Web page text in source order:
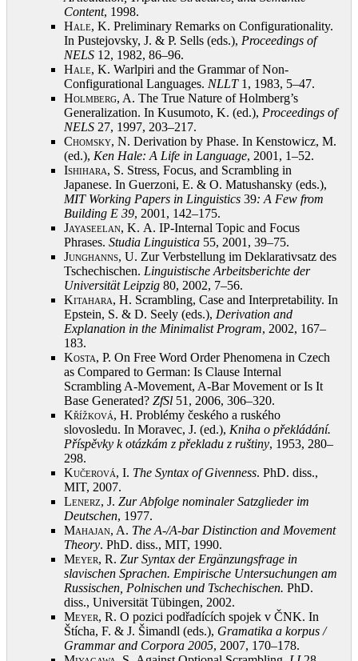
Content, 1998.
Hale, K. Preliminary Remarks on Configurationality.
In Pustejovsky, J. & P. Sells (eds.), Proceedings of
NELS 12, 1982, 86–96.
Hale, K. Warlpiri and the Grammar of Non-
Configurational Languages. NLLT1, 1983, 5–47.
Holmberg, A. The True Nature of Holmberg’s
Generalization. In Kusumoto, K. (ed.), Proceedings of
NELS 27, 1997, 203–217.
Chomsky, N. Derivation by Phase. In Kenstowicz, M.
(ed.), Ken Hale: A Life in Language, 2001, 1–52.
Ishihara, S. Stress, Focus, and Scrambling in
Japanese. In Guerzoni, E. & O. Matushansky (eds.),
MIT Working Papers in Linguistics 39: A Few from
Building E 39, 2001, 142–175.
Jayaseelan, K. A. IP-Internal Topic and Focus
Phrases. Studia Linguistica 55, 2001, 39–75.
Junghanns, U. Zur Verbstellung im Deklarativsatz des
Tschechischen. Linguistische Arbeitsberichte der
Universität Leipzig 80, 2002, 7–56.
Kitahara, H. Scrambling, Case and Interpretability. In
Epstein, S. & D. Seely (eds.), Derivation and
Explanation in the Minimalist Program, 2002, 167–
183.
Kosta, P. On Free Word Order Phenomena in Czech
as Compared to German: Is Clause Internal
Scrambling A-Movement, A-Bar Movement or Is It
Base Generated? ZfSl 51, 2006, 306–320.
Křížková, H. Problémy českého a ruského
slovosledu. In Moravec, J. (ed.), Kniha o překládání.
Příspěvky k otázkám z překladu z ruštiny, 1953, 280–
298.
Kučerová, I. The Syntax of Givenness. PhD. diss.,
MIT, 2007.
Lenerz, J. Zur Abfolge nominaler Satzglieder im
Deutschen, 1977.
Mahajan, A. The A-/A-bar Distinction and Movement
Theory. PhD. diss., MIT, 1990.
Meyer, R. Zur Syntax der Ergänzungsfrage in
slavischen Sprachen. Empirische Untersuchungen am
Russischen, Polnischen und Tschechischen. PhD.
diss., Universität Tübingen, 2002.
Meyer, R. O pozici podřadících spojek v ČNK. In
Štícha, F. & J. Šimandl (eds.), Gramatika a korpus /
Grammar and Corpora 2005, 2007, 170–178.